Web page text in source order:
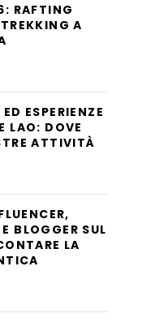
RAFTING
A
ESPERIENZE
LAO: DOVE
ATTIVITÀ
BLOGGER SUL
LA